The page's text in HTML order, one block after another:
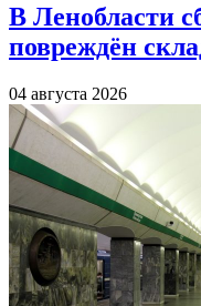
В Ленобласти
повреждён
04 августа 2026